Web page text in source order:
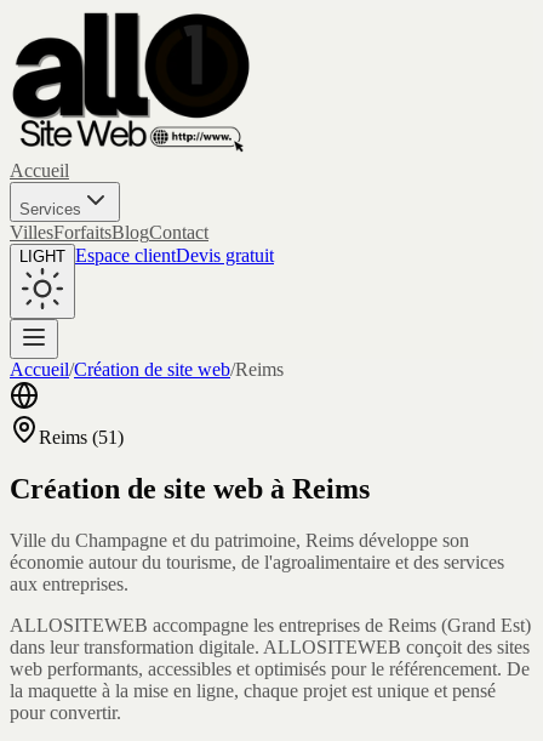
Accueil
Services
VillesForfaitsBlogContact
LIGHT Espace clientDevis gratuit
Accueil/Création de site web/Reims
Reims (51)
Création de site web à Reims
Ville du Champagne et du patrimoine, Reims développe son
économie autour du tourisme, de l'agroalimentaire et des services
aux entreprises.
ALLOSITEWEB accompagne les entreprises de Reims (Grand Est)
dans leur transformation digitale. ALLOSITEWEB conçoit des sites
web performants, accessibles et optimisés pour le référencement. De
la maquette à la mise en ligne, chaque projet est unique et pensé
pour convertir.